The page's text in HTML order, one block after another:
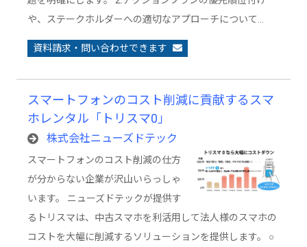
や、ステークホルダーへの適切なアプローチについて…
資料請求・問い合わせできます
スマートフォンのコスト削減に貢献するスマ
ホレンタル「トリスマ0」
株式会社ニューズドテック
スマートフォンのコスト削減の仕方
が分からない企業が沢山いらっしゃ
います。 ニューズドテックが提供す
るトリスマは、中古スマホを利活用して法人様のスマホの
コストを大幅に削減するソリューションを提供します。 ○